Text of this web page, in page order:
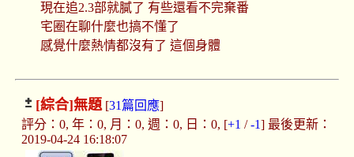
現在追2.3部就膩了 有些還看不完棄番
宅圈在聊什麼也搞不懂了
感覺什麼熱情都沒有了 這個身體
[綜合]無題[31篇回應]
評分：0, 年：0, 月：0, 週：0, 日：0, [+1 /-1] 最後更新：
2019-04-24 16:18:07